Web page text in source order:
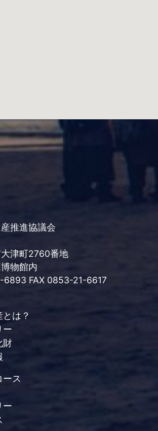
推進協議会
津町2760番地
物館内
6893 FAX 0853-21-6617
とは？
ー
財
ース
ー